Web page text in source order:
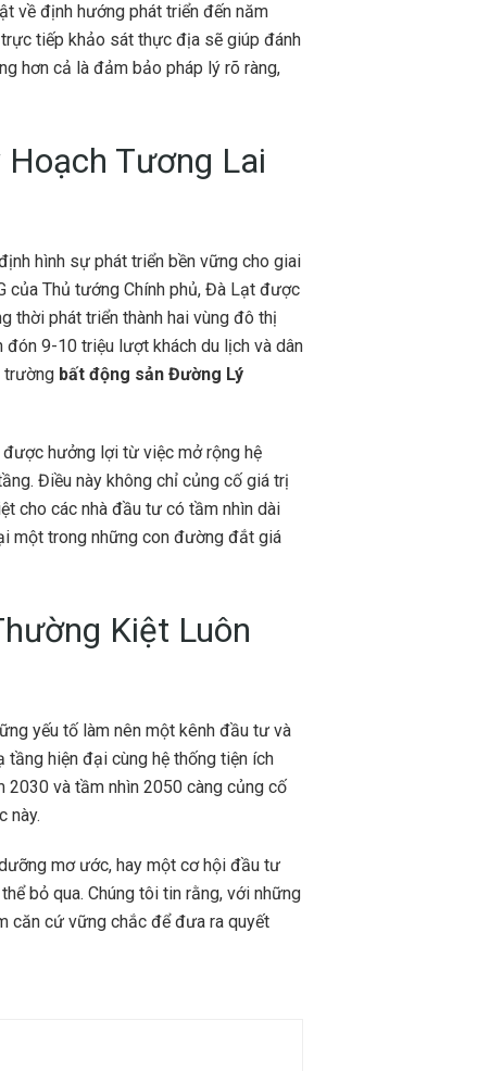
về định hướng phát triển đến năm
tiếp khảo sát thực địa sẽ giúp đánh
hơn cả là đảm bảo pháp lý rõ ràng,
Tương Lai
hình sự phát triển bền vững cho giai
của Thủ tướng Chính phủ, Đà Lạt được
thời phát triển thành hai vùng đô thị
9-10 triệu lượt khách du lịch và dân
trường bất động sản Đường Lý
hưởng lợi từ việc mở rộng hệ
Điều này không chỉ củng cố giá trị
cho các nhà đầu tư có tầm nhìn dài
một trong những con đường đắt giá
Kiệt Luôn
yếu tố làm nên một kênh đầu tư và
hiện đại cùng hệ thống tiện ích
2030 và tầm nhìn 2050 càng củng cố
này.
mơ ước, hay một cơ hội đầu tư
bỏ qua. Chúng tôi tin rằng, với những
căn cứ vững chắc để đưa ra quyết